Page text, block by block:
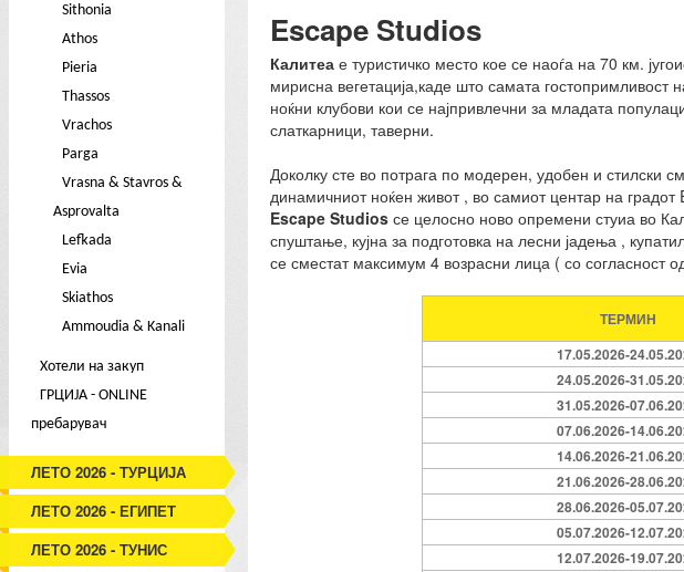
Sithonia
Athos
Pieria
Thassos
Vrachos
Parga
Vrasna & Stavros &
Asprovalta
Lefkada
Evia
Skiathos
Ammoudia & Kanali
Хотели на закуп
ГРЦИЈА - ONLINE
пребарувач
ЛЕТО 2026 - ТУРЦИЈА
ЛЕТО 2026 - ЕГИПЕТ
ЛЕТО 2026 - ТУНИС
Escape Studios
Калитеае туристичко место кое се наоѓа на 70 км.
мирисна вегетација,каде што самата
ноќни клубови кои се најпривлечни за младата
слаткарници, таверни.
Доколку сте во потрага по модерен, удобен и стилски
динамичниот ноќен живот , во самиот центар на
Escape Studiosсе целосно ново опремени стуиа во
спуштање, кујна за подготовка на лесни јадења ,
се сместат максимум 4 возрасни лица ( со согласност
ТЕРМИН
17.05.2026-
24.05.2026-
31.05.2026-
07.06.2026-
14.06.2026-
21.06.2026-
28.06.2026-
05.07.2026-
12.07.2026-